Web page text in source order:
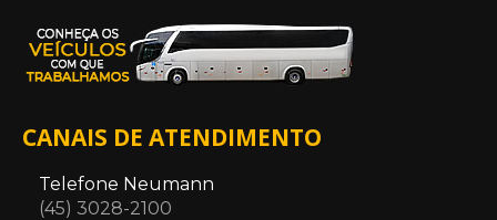
CANAIS DE ATENDIMENTO
Telefone Neumann
(45) 3028-2100